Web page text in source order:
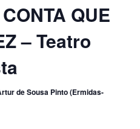
QUE
– Teatro
de Sousa Pinto (Ermidas-